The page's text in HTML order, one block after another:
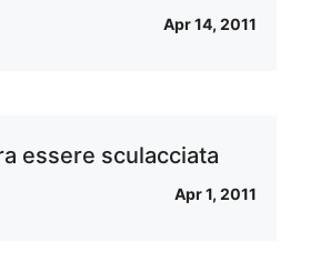
Apr 14, 2011
essere sculacciata
Apr 1, 2011